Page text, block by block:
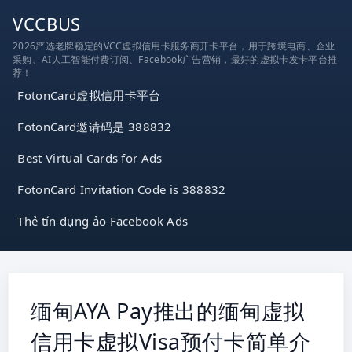
VCCBUS
2026严选老牌稳定的VCC虚拟信用卡服务商开卡平台，用于跨境电商、企业
采购、AI人工智能付费订阅、Facebook广告营销，最好的虚拟卡发卡平台推
荐！
FotonCard虚拟信用卡平台
FotonCard邀请码是 388832
Best Virtual Cards for Ads
FotonCard Invitation Code is 388832
Thẻ tín dụng ảo Facebook Ads
缅甸AYA Pay推出的缅甸虚拟
信用卡虚拟Visa预付卡简单介